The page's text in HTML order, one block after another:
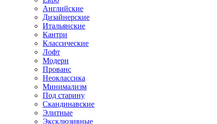
Английские
Дизайнерские
Итальянские
Кантри
Классические
Лофт
Модерн
Прованс
Неоклассика
Минимализм
Под старину
Скандинавские
Элитные
Эксклюзивные